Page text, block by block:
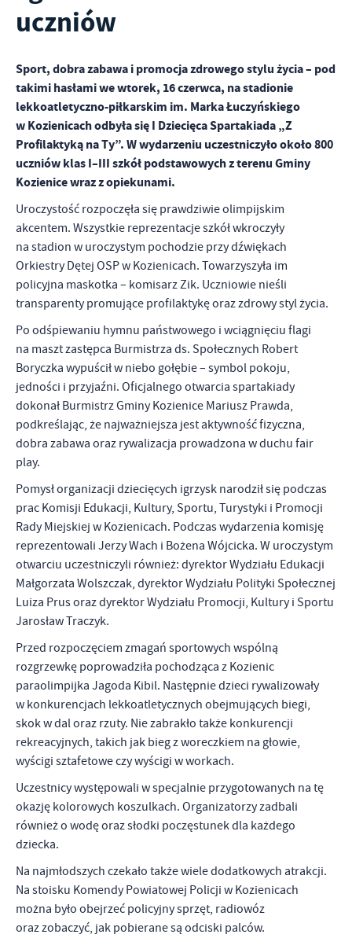
uczniów
Sport, dobra zabawa i promocja zdrowego stylu życia – pod
takimi hasłami we wtorek, 16 czerwca, na stadionie
lekkoatletyczno-piłkarskim im. Marka Łuczyńskiego
w Kozienicach odbyła się I Dziecięca Spartakiada „Z
Profilaktyką na Ty”. W wydarzeniu uczestniczyło około 800
uczniów klas I–III szkół podstawowych z terenu Gminy
Kozienice wraz z opiekunami.
Uroczystość rozpoczęła się prawdziwie olimpijskim
akcentem. Wszystkie reprezentacje szkół wkroczyły
na stadion w uroczystym pochodzie przy dźwiękach
Orkiestry Dętej OSP w Kozienicach. Towarzyszyła im
policyjna maskotka – komisarz Zik. Uczniowie nieśli
transparenty promujące profilaktykę oraz zdrowy styl życia.
Po odśpiewaniu hymnu państwowego i wciągnięciu flagi
na maszt zastępca Burmistrza ds. Społecznych Robert
Boryczka wypuścił w niebo gołębie – symbol pokoju,
jedności i przyjaźni. Oficjalnego otwarcia spartakiady
dokonał Burmistrz Gminy Kozienice Mariusz Prawda,
podkreślając, że najważniejsza jest aktywność fizyczna,
dobra zabawa oraz rywalizacja prowadzona w duchu fair
play.
Pomysł organizacji dziecięcych igrzysk narodził się podczas
prac Komisji Edukacji, Kultury, Sportu, Turystyki i Promocji
Rady Miejskiej w Kozienicach. Podczas wydarzenia komisję
reprezentowali Jerzy Wach i Bożena Wójcicka. W uroczystym
otwarciu uczestniczyli również: dyrektor Wydziału Edukacji
Małgorzata Wolszczak, dyrektor Wydziału Polityki Społecznej
Luiza Prus oraz dyrektor Wydziału Promocji, Kultury i Sportu
Jarosław Traczyk.
Przed rozpoczęciem zmagań sportowych wspólną
rozgrzewkę poprowadziła pochodząca z Kozienic
paraolimpijka Jagoda Kibil. Następnie dzieci rywalizowały
w konkurencjach lekkoatletycznych obejmujących biegi,
skok w dal oraz rzuty. Nie zabrakło także konkurencji
rekreacyjnych, takich jak bieg z woreczkiem na głowie,
wyścigi sztafetowe czy wyścigi w workach.
Uczestnicy występowali w specjalnie przygotowanych na tę
okazję kolorowych koszulkach. Organizatorzy zadbali
również o wodę oraz słodki poczęstunek dla każdego
dziecka.
Na najmłodszych czekało także wiele dodatkowych atrakcji.
Na stoisku Komendy Powiatowej Policji w Kozienicach
można było obejrzeć policyjny sprzęt, radiowóz
oraz zobaczyć, jak pobierane są odciski palców.
logowania czy wypełniania formularzy. Dzięki plikom cookies
strona, z której korzystasz, może działać bez zakłóceń.
Funkcjonalne i personalizacyjne
zapamiętanie wprowadzonych przez Ciebie ustawień oraz
personalizację określonych funkcjonalności czy prezentowanych
treści.
Dzięki tym plikom cookies możemy zapewnić Ci większy komfort
korzystania z funkcjonalności naszej strony poprzez dopasowanie
jej do Twoich indywidualnych preferencji. Wyrażenie zgody na
funkcjonalne i personalizacyjne pliki cookies gwarantuje
dostępność większej ilości funkcji na stronie.
Analityczne
Analityczne pliki cookies pomagają nam rozwijać się i
dostosowywać do Twoich potrzeb.
Cookies analityczne pozwalają na uzyskanie informacji w zakresie
wykorzystywania witryny internetowej, miejsca oraz częstotliwości,
z jaką odwiedzane są nasze serwisy www. Dane pozwalają nam na
ocenę naszych serwisów internetowych pod względem ich
popularności wśród użytkowników. Zgromadzone informacje są
przetwarzane w formie zanonimizowanej. Wyrażenie zgody na
analityczne pliki cookies gwarantuje dostępność wszystkich
funkcjonalności.
Więcej
Reklamowe
Dzięki reklamowym plikom cookies prezentujemy Ci najciekawsze
informacje i aktualności na stronach naszych partnerów.
Promocyjne pliki cookies służą do prezentowania Ci naszych
komunikatów na podstawie analizy Twoich upodobań oraz Twoich
zwyczajów dotyczących przeglądanej witryny internetowej. Treści
promocyjne mogą pojawić się na stronach podmiotów trzecich lub
firm będących naszymi partnerami oraz innych dostawców usług.
Firmy te działają w charakterze pośredników prezentujących nasze
treści w postaci wiadomości, ofert, komunikatów mediów
Więcej